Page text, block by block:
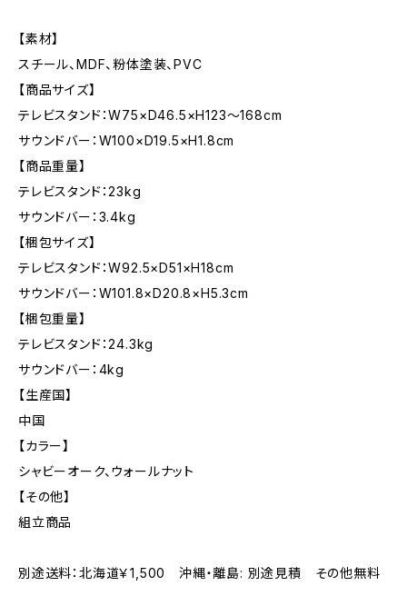
【素材】
スチール、MDF、粉体塗装、PVC
【商品サイズ】
テレビスタンド：W75×D46.5×H123〜168cm
サウンドバー：W100×D19.5×H1.8cm
【商品重量】
テレビスタンド：23kg
サウンドバー：3.4kg
【梱包サイズ】
テレビスタンド：W92.5×D51×H18cm
サウンドバー：W101.8×D20.8×H5.3cm
【梱包重量】
テレビスタンド：24.3kg
サウンドバー：4kg
【生産国】
中国
【カラー】
シャビーオーク、ウォールナット
【その他】
組立商品
別途送料：北海道￥1,500 沖縄・離島: 別途見積 その他無料